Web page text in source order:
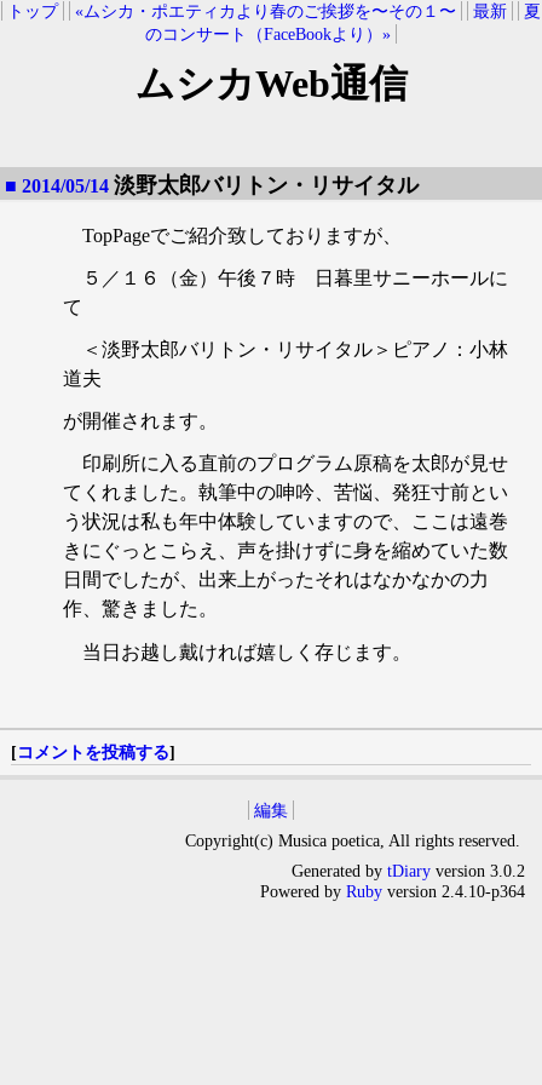
トップ «ムシカ・ポエティカより春のご挨拶を〜その１〜 最新
夏
のコンサート（FaceBookより）»
ムシカWeb通信
■ 2014/05/14 淡野太郎バリトン・リサイタル
TopPageでご紹介致しておりますが、
５／１６（金）午後７時 日暮里サニーホールに
て
＜淡野太郎バリトン・リサイタル＞ピアノ：小林
道夫
が開催されます。
印刷所に入る直前のプログラム原稿を太郎が見せ
てくれました。執筆中の呻吟、苦悩、発狂寸前とい
う状況は私も年中体験していますので、ここは遠巻
きにぐっとこらえ、声を掛けずに身を縮めていた数
日間でしたが、出来上がったそれはなかなかの力
作、驚きました。
当日お越し戴ければ嬉しく存じます。
[コメントを投稿する]
編集
Copyright(c) Musica poetica, All rights reserved.
Generated by tDiaryversion 3.0.2
Powered by Rubyversion 2.4.10-p364